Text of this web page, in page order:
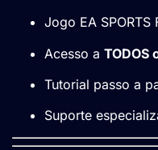
Jogo EA
Acesso a TODOS
Tutorial passo a
Suporte